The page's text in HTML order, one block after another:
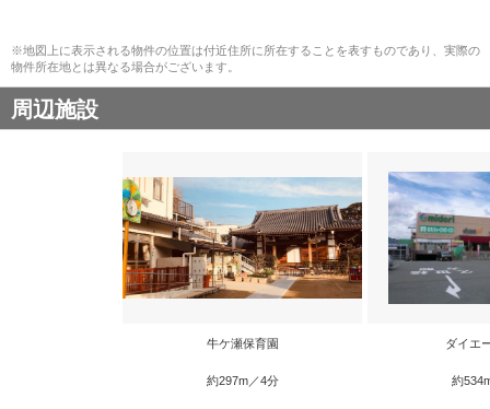
※地図上に表示される物件の位置は付近住所に所在することを表すものであり、実際の
物件所在地とは異なる場合がございます。
周辺施設
牛ケ瀬保育園
約297m／4分
ダイエ
約